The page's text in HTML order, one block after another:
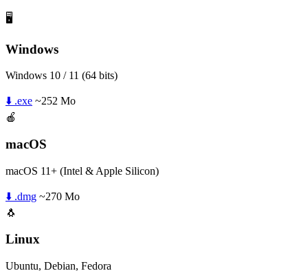
🖥️
Windows
Windows 10 / 11 (64 bits)
⬇️ .exe ~252 Mo
🍎
macOS
macOS 11+ (Intel & Apple Silicon)
⬇️ .dmg ~270 Mo
🐧
Linux
Ubuntu, Debian, Fedora